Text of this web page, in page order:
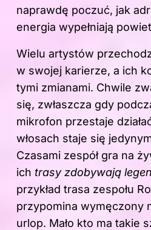
naprawdę poczuć, jak
energia wypełniają
Wielu artystów
w swojej karierze, a ich
tymi zmianami. Chwile
się, zwłaszcza gdy
mikrofon przestaje
włosach staje się
Czasami zespół gra na
ich trasy zdobywają
przykład trasa zespołu
przypomina wymęczony
urlop. Mało kto ma takie